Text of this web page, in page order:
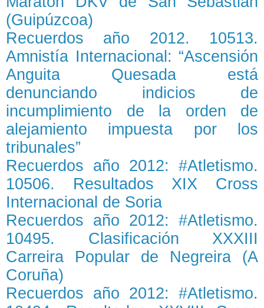
(Guipúzcoa)
Recuerdos año 2012. 10513.
Amnistía Internacional: “Ascensión
Anguita Quesada está
denunciando indicios de
incumplimiento de la orden de
alejamiento impuesta por los
tribunales”
Recuerdos año 2012: #Atletismo.
10506. Resultados XIX Cross
Internacional de Soria
Recuerdos año 2012: #Atletismo.
10495. Clasificación XXXIII
Carreira Popular de Negreira (A
Coruña)
Recuerdos año 2012: #Atletismo.